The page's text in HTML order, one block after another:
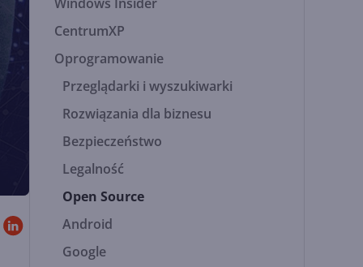
CentrumXP
Oprogramowanie
Przeglądarki i wyszukiwarki
Rozwiązania dla biznesu
Bezpieczeństwo
Legalność
Open Source
Android
Google